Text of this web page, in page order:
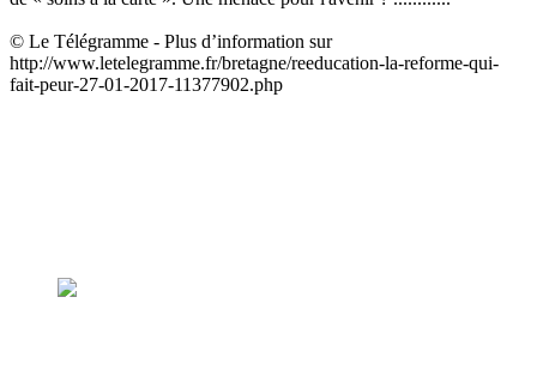
© Le Télégramme - Plus d’information sur
http://www.letelegramme.fr/bretagne/reeducation-la-reforme-qui-
fait-peur-27-01-2017-11377902.php